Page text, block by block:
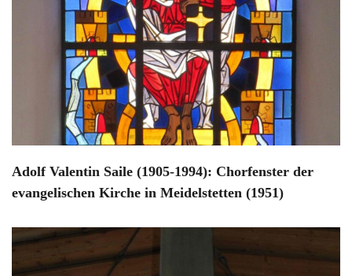
Adolf Valentin Saile (1905-1994): Chorfenster der
evangelischen Kirche in Meidelstetten (1951)